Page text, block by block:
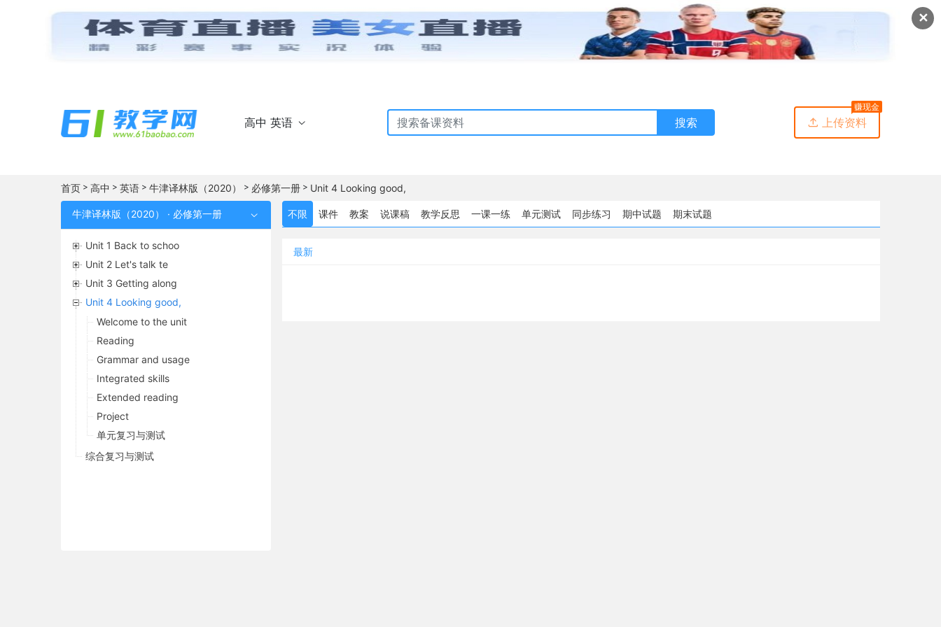
✕
高中 英语  搜索  上传资料
赚现金
首页 > 高中 > 英语 > 牛津译林版（2020） > 必修第一册 > Unit 4 Looking good,
牛津译林版（2020） · 必修第一册 
Unit 1 Back to schoo
Unit 2 Let's talk te
Unit 3 Getting along
Unit 4 Looking good,
Welcome to the unit
Reading
Grammar and usage
Integrated skills
Extended reading
Project
单元复习与测试
综合复习与测试
不限 课件 教案 说课稿 教学反思 一课一练 单元测试 同步练习 期中试题 期末试题
最新